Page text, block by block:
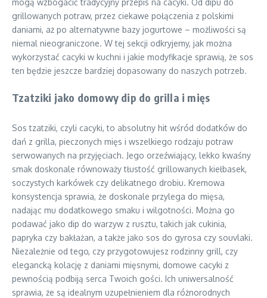
mogą wzbogacić tradycyjny przepis na cacyki. Od dipu do
grillowanych potraw, przez ciekawe połączenia z polskimi
daniami, aż po alternatywne bazy jogurtowe – możliwości są
niemal nieograniczone. W tej sekcji odkryjemy, jak można
wykorzystać cacyki w kuchni i jakie modyfikacje sprawią, że sos
ten będzie jeszcze bardziej dopasowany do naszych potrzeb.
Tzatziki jako domowy dip do grilla i mięs
Sos tzatziki, czyli cacyki, to absolutny hit wśród dodatków do
dań z grilla, pieczonych mięs i wszelkiego rodzaju potraw
serwowanych na przyjęciach. Jego orzeźwiający, lekko kwaśny
smak doskonale równoważy tłustość grillowanych kiełbasek,
soczystych karkówek czy delikatnego drobiu. Kremowa
konsystencja sprawia, że doskonale przylega do mięsa,
nadając mu dodatkowego smaku i wilgotności. Można go
podawać jako dip do warzyw z rusztu, takich jak cukinia,
papryka czy bakłażan, a także jako sos do gyrosa czy souvlaki.
Niezależnie od tego, czy przygotowujesz rodzinny grill, czy
elegancką kolację z daniami mięsnymi, domowe cacyki z
pewnością podbiją serca Twoich gości. Ich uniwersalność
sprawia, że są idealnym uzupełnieniem dla różnorodnych